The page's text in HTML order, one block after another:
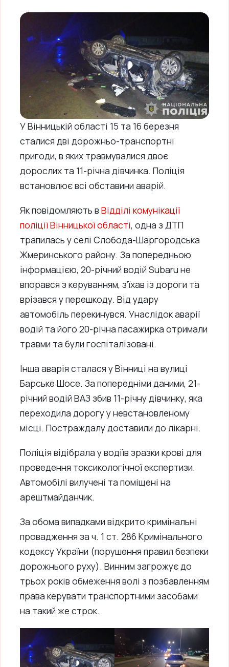
У Вінницькій області 15 та 16 березня
сталися дві дорожньо-транспортні
пригоди, в яких травмувалися двоє
дорослих та 11-річна дівчинка. Поліція
встановлює всі обставини аварій.
Як повідомляють в Відділі комунікації
поліції Вінницької області, одна з ДТП
трапилась у селі Слобода-Шаргородська
Жмеринського району. За попередньою
інформацією, 20-річний водій Subaru не
впорався з керуванням, з’їхав із дороги та
врізався у перешкоду. Від удару
автомобіль перекинувся. Унаслідок аварії
водій та його 20-річна пасажирка отримали
травми та були госпіталізовані.
Інша аварія сталася у Вінниці на вулиці
Барське Шосе. За попередніми даними, 21-
річний водій ВАЗ збив 11-річну дівчинку, яка
переходила дорогу у невстановленому
місці. Постраждалу доставили до лікарні.
Поліція відібрала у водіїв зразки крові для
проведення токсикологічної експертизи.
Автомобілі вилучені та поміщені на
арештмайданчик.
За обома випадками відкрито кримінальні
провадження за ч. 1 ст. 286 Кримінального
кодексу України (порушення правил безпеки
дорожнього руху). Винним загрожує до
трьох років обмеження волі з позбавленням
права керувати транспортними засобами
на такий же строк.